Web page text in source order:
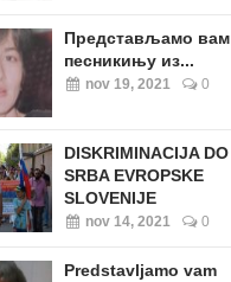
Представљамо вам
песникињу из...
nov 19, 2021 0
DISKRIMINACIJA DO
SRBA EVROPSKE
SLOVENIJE
nov 14, 2021 0
Predstavljamo vam